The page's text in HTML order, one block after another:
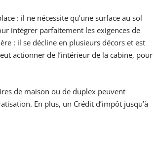
: il ne nécessite qu’une surface au sol
intégrer parfaitement les exigences de
: il se décline en plusieurs décors et est
actionner de l’intérieur de la cabine, pour
de maison ou de duplex peuvent
En plus, un Crédit d’impôt jusqu’à